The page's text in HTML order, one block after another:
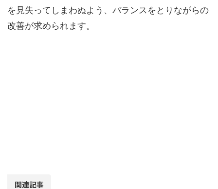
を見失ってしまわぬよう、バランスをとりながらの
改善が求められます。
関連記事